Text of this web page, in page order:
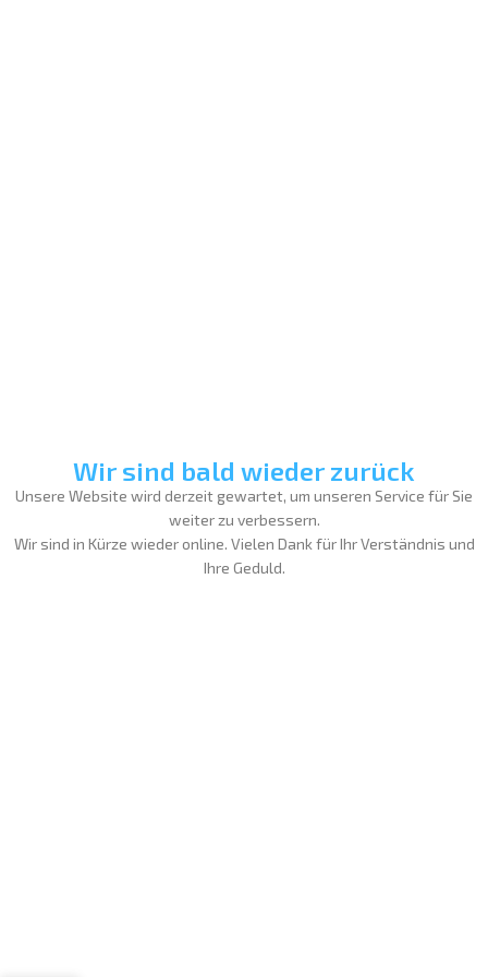
Wir sind bald wieder zurück
Unsere Website wird derzeit gewartet, um unseren Service für Sie
weiter zu verbessern.
Wir sind in Kürze wieder online. Vielen Dank für Ihr Verständnis und
Ihre Geduld.